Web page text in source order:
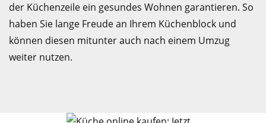
der Küchenzeile ein gesundes Wohnen garantieren. So
haben Sie lange Freude an Ihrem Küchenblock und
können diesen mitunter auch nach einem Umzug
weiter nutzen.